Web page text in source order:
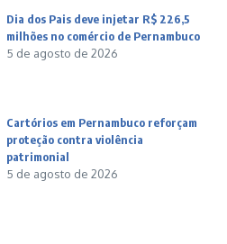
Dia dos Pais deve injetar R$ 226,5
milhões no comércio de Pernambuco
5 de agosto de 2026
Cartórios em Pernambuco reforçam
proteção contra violência
patrimonial
5 de agosto de 2026